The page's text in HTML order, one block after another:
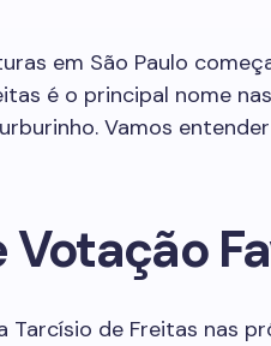
em São Paulo
é o principal nome
Vamos
Tarcísio de Freitas nas